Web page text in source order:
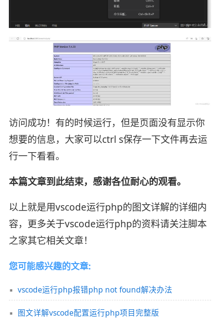
访问成功！有的时候运行，但是页面没有显示你
想要的信息，大家可以ctrl s保存一下文件再去运
行一下看看。
本篇文章到此结束，感谢各位耐心的观看。
以上就是用vscode运行php的图文详解的详细内
容，更多关于vscode运行php的资料请关注脚本
之家其它相关文章！
您可能感兴趣的文章:
vscode运行php报错php not found解决办法
图文详解vscode配置运行php项目完整版